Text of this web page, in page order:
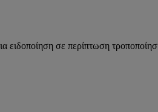
ειδοποίηση σε περίπτωση